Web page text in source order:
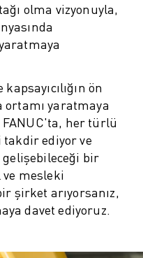
AKILLI FABRIKA ÇÖZÜMLERI
olma vizyonuyla,
ön
ortamı yaratmaya
her türlü
ediyor ve
gelişebileceği bir
mesleki
şirket arıyorsanız,
davet ediyoruz.